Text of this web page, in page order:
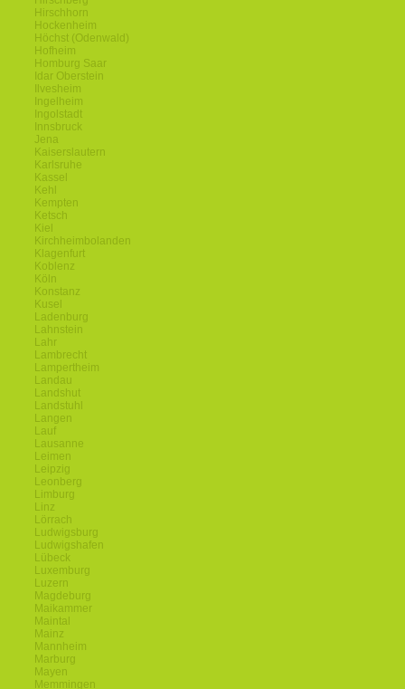
Hirschhorn
Hockenheim
Höchst (Odenwald)
Hofheim
Homburg Saar
Idar Oberstein
Ilvesheim
Ingelheim
Ingolstadt
Innsbruck
Jena
Kaiserslautern
Karlsruhe
Kassel
Kehl
Kempten
Ketsch
Kiel
Kirchheimbolanden
Klagenfurt
Koblenz
Köln
Konstanz
Kusel
Ladenburg
Lahnstein
Lahr
Lambrecht
Lampertheim
Landau
Landshut
Landstuhl
Langen
Lauf
Lausanne
Leimen
Leipzig
Leonberg
Limburg
Linz
Lörrach
Ludwigsburg
Ludwigshafen
Lübeck
Luxemburg
Luzern
Magdeburg
Maikammer
Maintal
Mainz
Mannheim
Marburg
Mayen
Memmingen